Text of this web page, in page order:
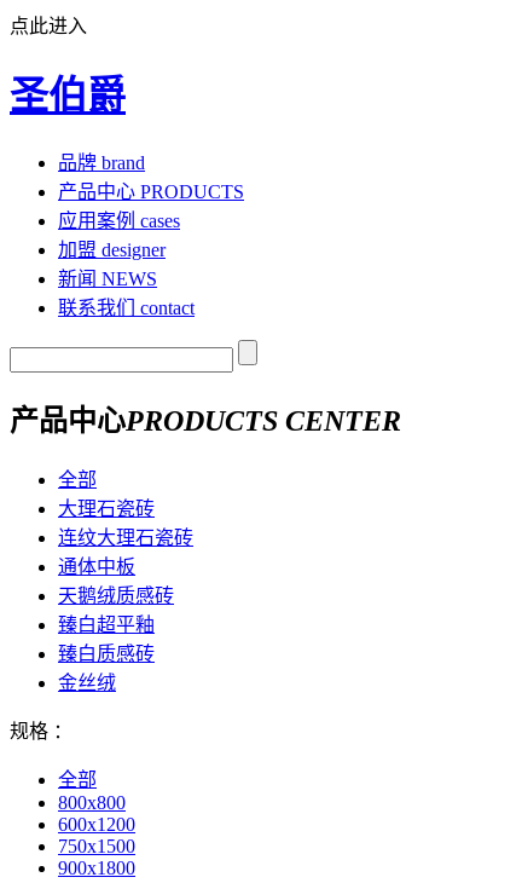
点此进入
圣伯爵
品牌 brand
产品中心 PRODUCTS
应用案例 cases
加盟 designer
新闻 NEWS
联系我们
contact
产品中心PRODUCTS CENTER
全部
大理石瓷砖
连纹大理石瓷砖
通体中板
天鹅绒质感砖
臻白超平釉
臻白质感砖
金丝绒
规格 ：
全部
800x800
600x1200
750x1500
900x1800